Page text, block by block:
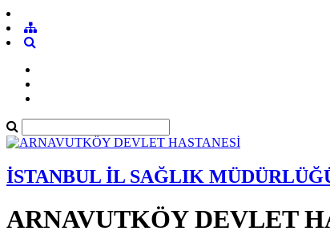
İSTANBUL İL SAĞLIK
ARNAVUTKÖY DEVLET